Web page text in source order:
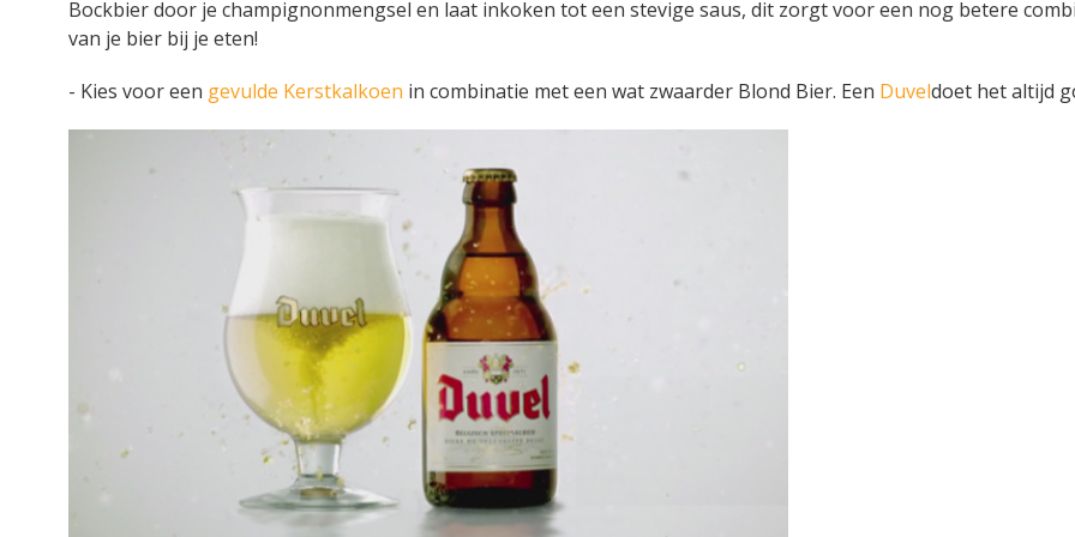
Bockbier door je champignonmengsel en laat inkoken tot een stevige saus, dit zorgt voor een nog betere
van je bier bij je eten!
- Kies voor een gevulde Kerstkalkoen in combinatie met een wat zwaarder Blond Bier. Een Duveldoet het altijd